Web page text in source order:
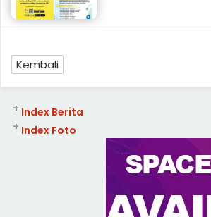
Kembali
Index Berita
+
Index Foto
+